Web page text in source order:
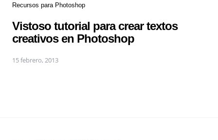
Recursos para Photoshop
Vistoso tutorial para crear textos
creativos en Photoshop
15 febrero, 2013